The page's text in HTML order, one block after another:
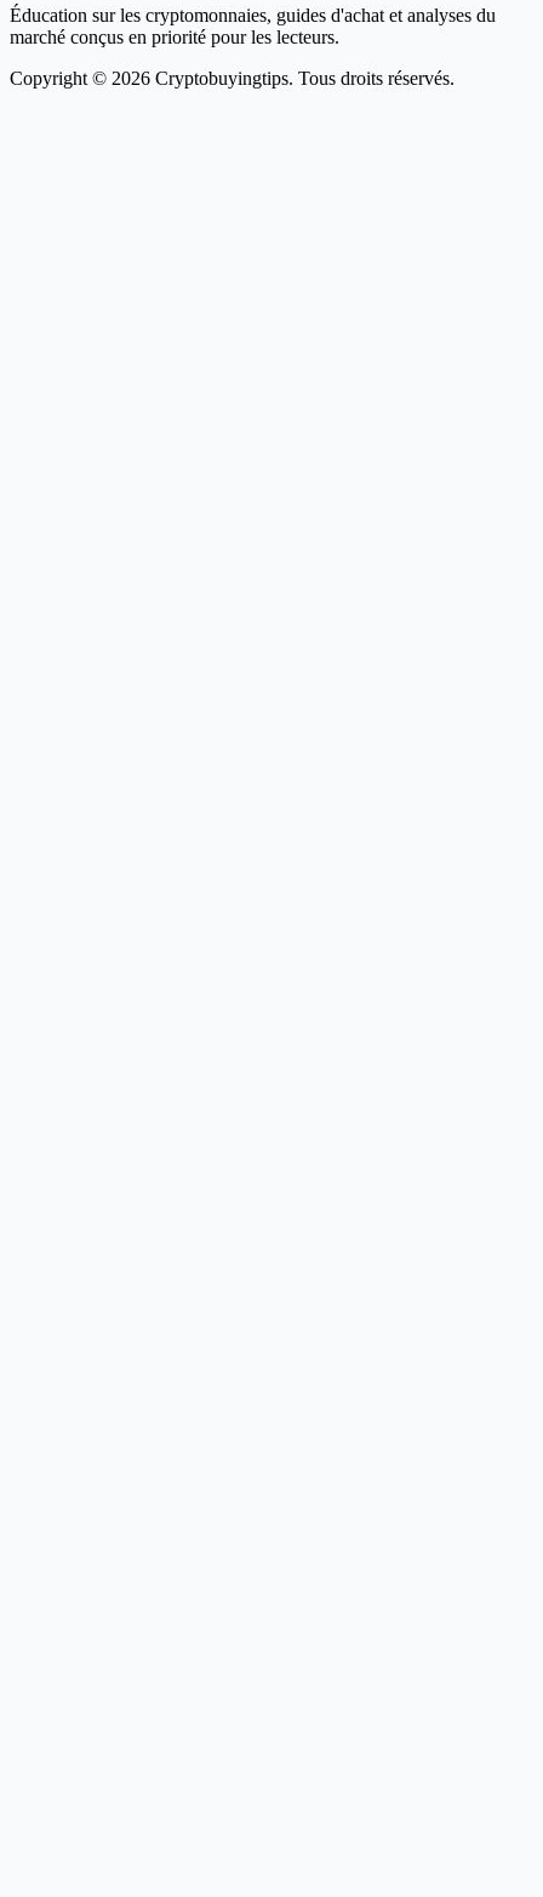
Éducation sur les cryptomonnaies, guides d'achat et analyses du
marché conçus en priorité pour les lecteurs.
Copyright © 2026 Cryptobuyingtips. Tous droits réservés.